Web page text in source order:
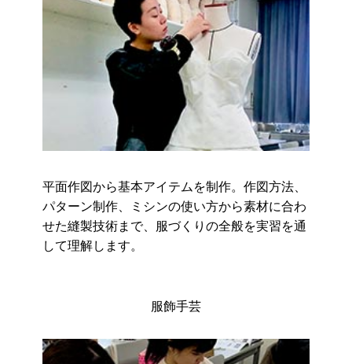
平面作図から基本アイテムを制作。作図方法、
パターン制作、ミシンの使い方から素材に合わ
せた縫製技術まで、服づくりの全般を実習を通
して理解します。
服飾手芸